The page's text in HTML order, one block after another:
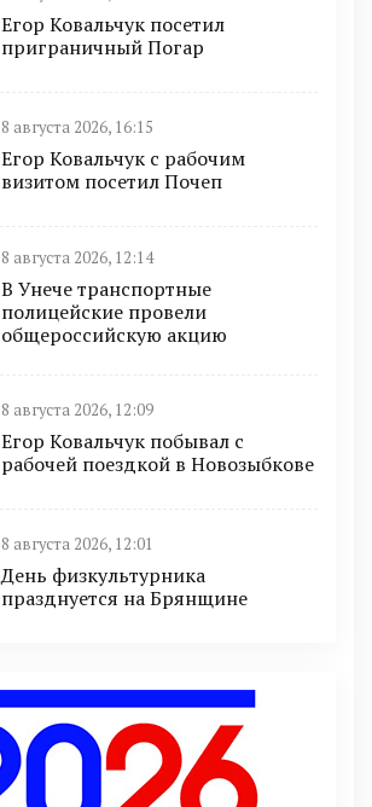
Егор Ковальчук посетил
приграничный Погар
8 августа 2026, 16:15
Егор Ковальчук с рабочим
визитом посетил Почеп
8 августа 2026, 12:14
В Унече транспортные
полицейские провели
общероссийскую акцию
8 августа 2026, 12:09
Егор Ковальчук побывал с
рабочей поездкой в Новозыбкове
8 августа 2026, 12:01
День физкультурника
празднуется на Брянщине